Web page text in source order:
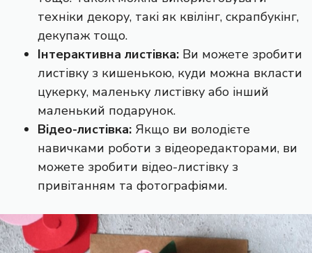
техніки декору, такі як квілінг, скрапбукінг,
декупаж тощо.
Інтерактивна листівка: Ви можете зробити
листівку з кишенькою, куди можна вкласти
цукерку, маленьку листівку або інший
маленький подарунок.
Відео-листівка: Якщо ви володієте
навичками роботи з відеоредакторами, ви
можете зробити відео-листівку з
привітанням та фотографіями.